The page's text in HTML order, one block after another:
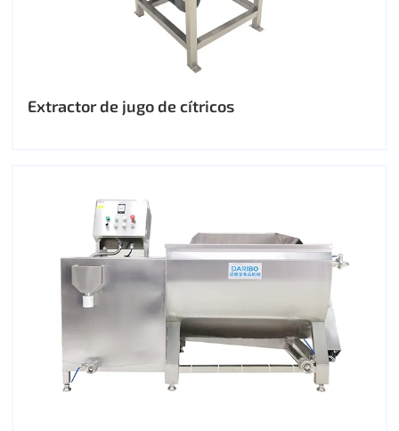
Extractor de jugo de cítricos